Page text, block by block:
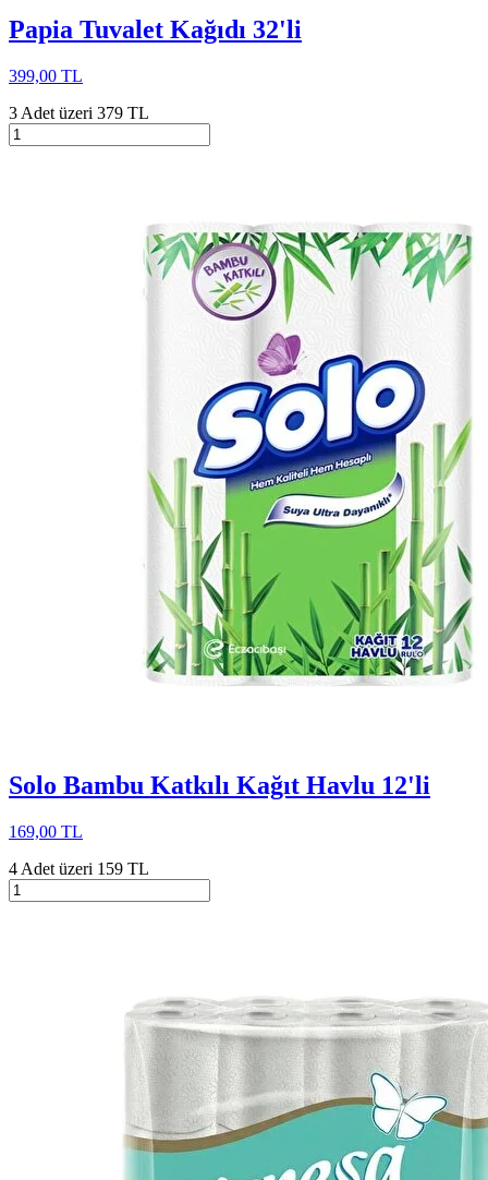
Papia Tuvalet Kağıdı 32'li
399,00 TL
3 Adet üzeri 379 TL
Solo Bambu Katkılı Kağıt Havlu 12'li
169,00 TL
4 Adet üzeri 159 TL